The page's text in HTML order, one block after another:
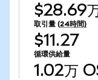
$28.69
取引量 (24時間)
$11.27
循環供給量
1.02万